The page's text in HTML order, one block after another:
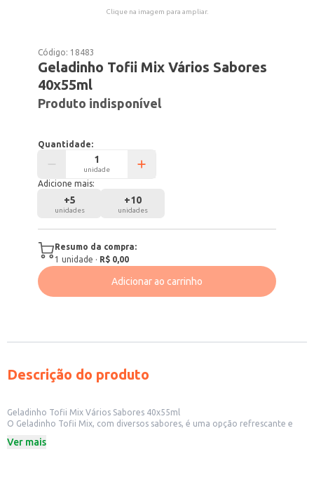
Clique na imagem para ampliar.
Código: 18483
Geladinho Tofii Mix Vários Sabores
40x55ml
Produto indisponível
Quantidade:
unidade
Adicione mais:
+5
unidades
+10
unidades
Resumo da compra:
1 unidade · R$ 0,00
Adicionar ao carrinho
Descrição do produto
Geladinho Tofii Mix Vários Sabores 40x55ml
O Geladinho Tofii Mix, com diversos sabores, é uma opção refrescante e
pequenos comércios, como mercados e lanchonetes, ou para ter em casa e
Ver mais